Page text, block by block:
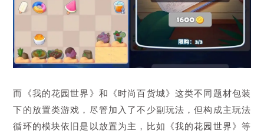
而《我的花园世界》和《时尚百货城》这类不同题材包装
下的放置类游戏，尽管加入了不少副玩法，但构成主玩法
循环的模块依旧是以放置为主，比如《我的花园世界》等